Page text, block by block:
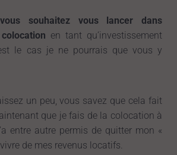
I
O
vous souhaitez vous lancer dans
en tant qu’investissement
le cas je ne pourrais que vous y
un peu, vous savez que cela fait
que je fais de la colocation à
entre autre permis de quitter mon «
de mes revenus locatifs.